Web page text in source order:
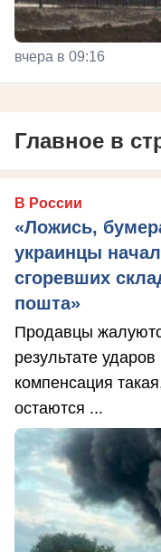
вчера в 09:16
Главное в
В России
«Ложись,
украинцы
сгоревших
пошта»
Продавцы
результате
компенсация
остаются ...